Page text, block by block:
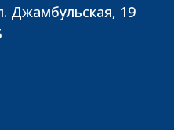
Джамбульская, 19